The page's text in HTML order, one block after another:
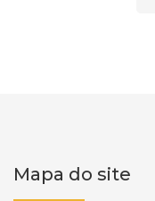
Mapa do site